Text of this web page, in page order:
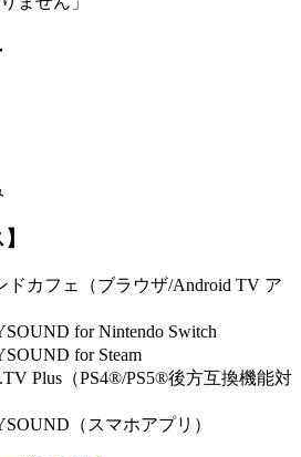
ドカフェ（ブラウザ/Android TV ア
for Nintendo Switch
for Steam
Plus（PS4®/PS5®後方互換機能対
（スマホアプリ）